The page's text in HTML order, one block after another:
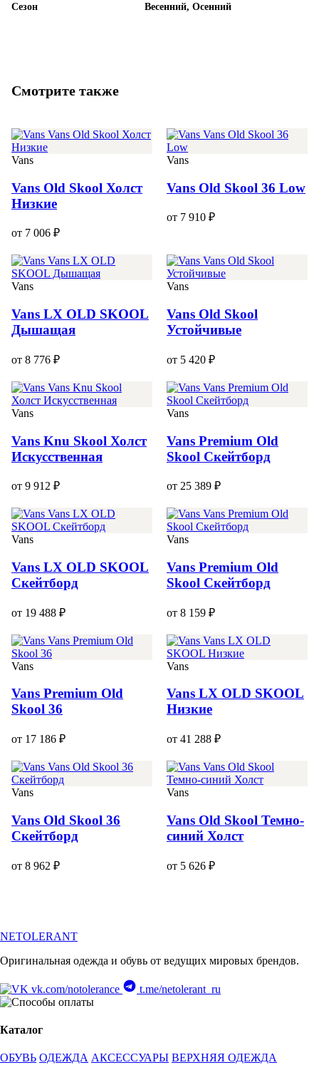
Сезон Весенний, Осенний
Смотрите также
Vans
Vans Old Skool Холст
Низкие
от 7 006 ₽
Vans
Vans Old Skool 36 Low
от 7 910 ₽
Vans
Vans LX OLD SKOOL
Дышащая
от 8 776 ₽
Vans
Vans Old Skool
Устойчивые
от 5 420 ₽
Vans
Vans Knu Skool Холст
Искусственная
от 9 912 ₽
Vans
Vans Premium Old
Skool Скейтборд
от 25 389 ₽
Vans
Vans LX OLD SKOOL
Скейтборд
от 19 488 ₽
Vans
Vans Premium Old
Skool Скейтборд
от 8 159 ₽
Vans
Vans Premium Old
Skool 36
от 17 186 ₽
Vans
Vans LX OLD SKOOL
Низкие
от 41 288 ₽
Vans
Vans Old Skool 36
Скейтборд
от 8 962 ₽
Vans
Vans Old Skool Темно-
синий Холст
от 5 626 ₽
NETOLERANT
Оригинальная одежда и обувь от ведущих мировых брендов.
vk.com/notolerance t.me/netolerant_ru
Каталог
ОБУВЬ ОДЕЖДА АКСЕССУАРЫ ВЕРХНЯЯ ОДЕЖДА